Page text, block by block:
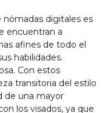
nómadas digitales es
encuentran a
afines de todo el
habilidades.
Con estos
transitoria del estilo
de una mayor
los visados, ya que